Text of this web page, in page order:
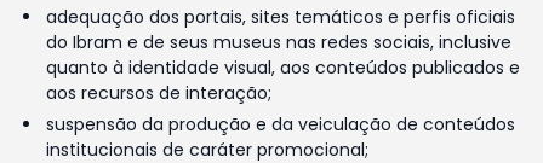
adequação dos portais, sites temáticos e perfis oficiais
do Ibram e de seus museus nas redes sociais, inclusive
quanto à identidade visual, aos conteúdos publicados e
aos recursos de interação;
suspensão da produção e da veiculação de conteúdos
institucionais de caráter promocional;